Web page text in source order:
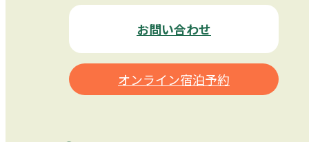
お問い合わせ
オンライン宿泊予約